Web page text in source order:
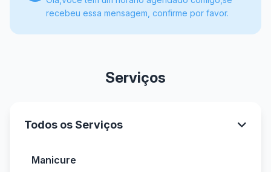
recebeu essa mensagem, confirme por favor.
Serviços
Todos os Serviços
Manicure